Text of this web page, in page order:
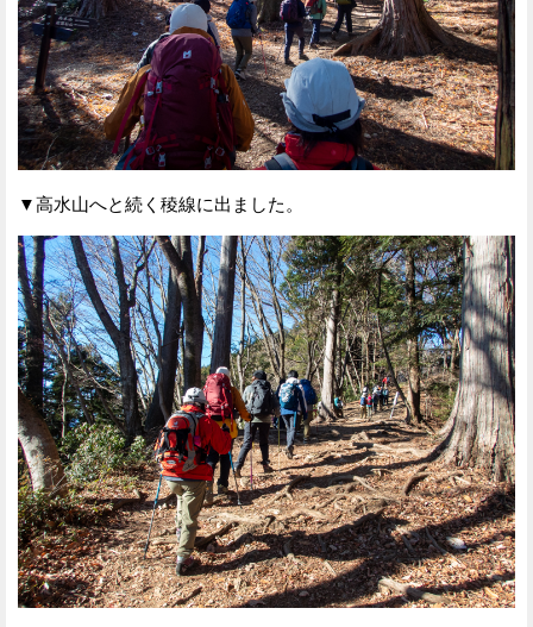
▼高水山へと続く稜線に出ました。